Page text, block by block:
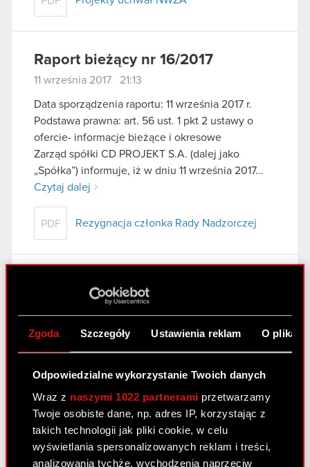
Zgoda Szczegóły Ustawienia reklam O
Odpowiedzialne wykorzystanie Twoich danych
Wraz z naszymi 1022 partnerami przetwarzamy
Twoje osobiste dane, np. adres IP, korzystając z
takich technologii jak pliki cookie, w celu
wyświetlania spersonalizowanych reklam i treści,
analizowania tychże, wychodzenia naprzeciw
Raport bieżący nr 16/2017
11 września 2017 21:13
Data sporządzenia raportu: 11 września 2017 r.
Podstawa prawna: art. 56 ust. 1 pkt 2 ustawy o
ofercie- informacje bieżące i okresowe
Zarząd spółki CD PROJEKT S.A. (dalej jako
„Spółka”) informuje, iż w dniu 11 września 2017…
Czytaj dalej
PDF Rezygnacja członka Rady Nadzorczej
Raport bieżący nr 15/2017
13 lipca 2017 17:40 | raport bieżący
stanu posiadania akcji Nationale-Nederlanden
Temat raportu: Ujawnienie stanu posiadania akcji
akcji Treść raportu: Zarząd spółki CD PROJEKT
S.A. z siedzibą w Warszawie, ul…. Czytaj dalej
PDF Ujawnienie stanu posiadania akcji